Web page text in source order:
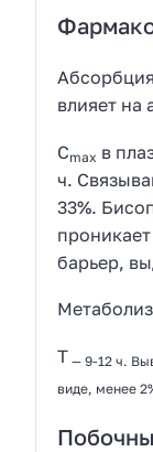
влияет на
Cmax в
ч.
33%.
барьер,
T — 9-12 ч.
виде, менее